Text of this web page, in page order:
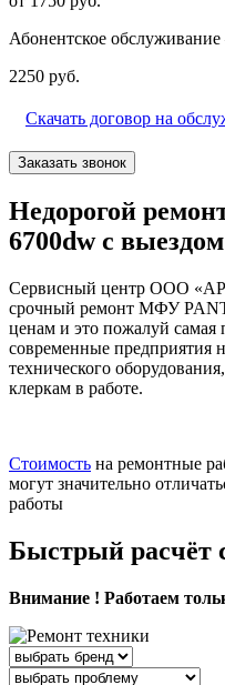
Абонентское
2250 руб.
Скачать договор на
Заказать звонок
Недорогой
6700dw с выездом
Сервисный центр ООО
срочный ремонт МФУ
ценам и это пожалуй самая
современные предприятия
технического
клеркам в работе.
Стоимость на ремонтные
могут значительно
работы
Быстрый расчёт
Внимание ! Работаем